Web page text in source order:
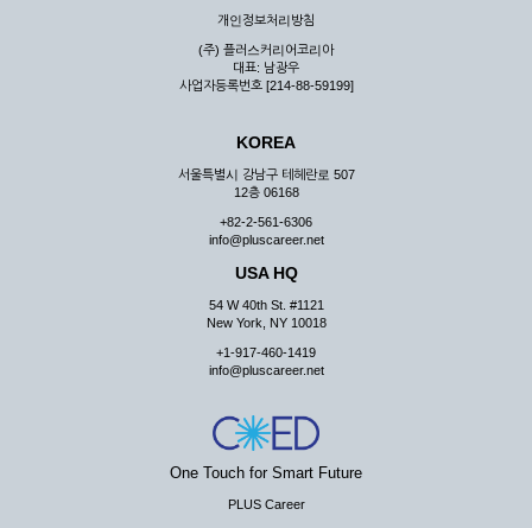
우 그 처리를 위해 노력해야 합니다.
제7조 (회원의 의무)
① 회원은 ID와 비밀 번호에 관한 모든 관리의 책임이 있으며
② 회원은 이용신청서의 기재내용 중 변경된 내용이 있는 경우
서비스를 통하여 그 내용을 회사에 통지하여야 합니다.
③ 다른 회원의 ID와 비밀번호를 부당하게 사용하는 행위를
④ 회원은 회사의 서비스에서 타 사이트의 홍보행위를 하지 않
아야 하며 공공질서나 미풍약속에 위배되는 내용 혹은 저작권을
리 행위도 할 수 없습니다.
사가 통지하는 사항을 준수하여야 하며, 기타 회사의 업무에 방
해되는 행위를 하여서는 아니 됩니다.
제8조 (회원의 관리)
① 회원은 언제든 이 약관에 대한 동의를 철회할 수 있습니다.
개인정보처리방침
(주) 플러스커리어코리아
대표: 남광우
사업자등록번호 [214-88-59199]
KOREA
서울특별시 강남구 테헤란로 507
12층 06168
+82-2-561-6306
info@pluscareer.net
USA HQ
54 W 40th St. #1121
New York, NY 10018
+1-917-460-1419
info@pluscareer.net
One Touch for Smart Future
PLUS Career